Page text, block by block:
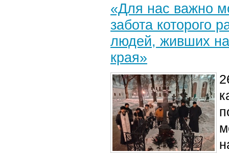
«Для нас важно
забота которого
людей, живших на
края»